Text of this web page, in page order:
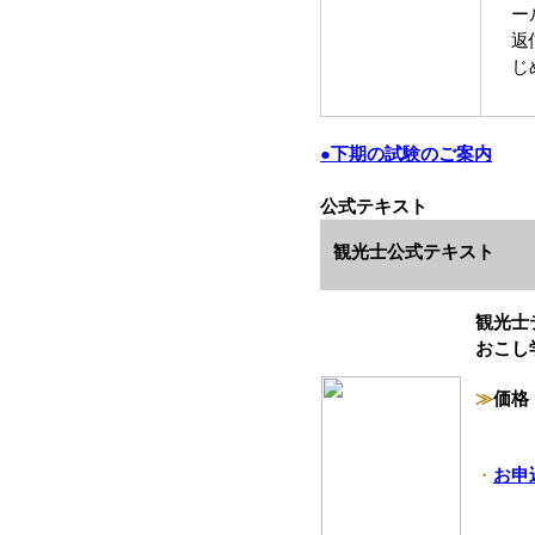
ー
返
じ
●下期の試験のご案内
公式テキスト
観光士公式テキスト
観光士
おこし
≫価
・ お申